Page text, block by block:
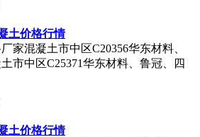
土价格行情
家混凝土市中区C20356华东材料、
市中区C25371华东材料、鲁冠、四
土价格行情